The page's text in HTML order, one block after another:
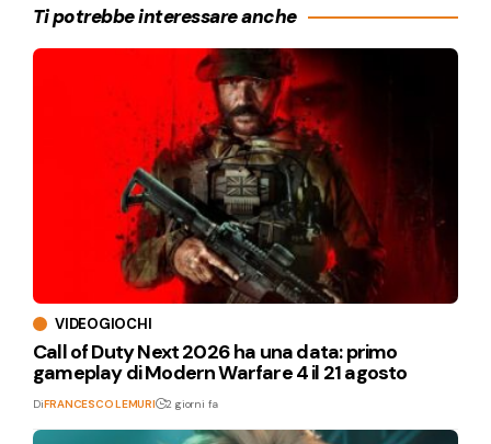
Ti potrebbe interessare anche
VIDEOGIOCHI
Call of Duty Next 2026 ha una data: primo
gameplay di Modern Warfare 4 il 21 agosto
DiFRANCESCO LEMURI 2 giorni fa